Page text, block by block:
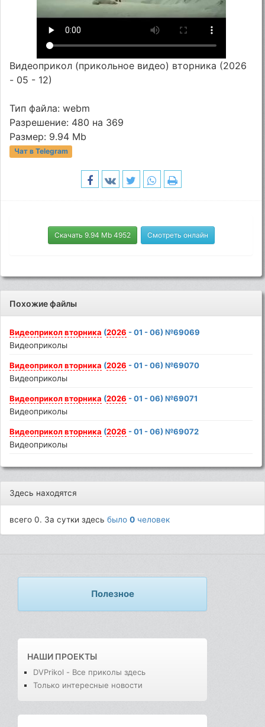
Видеоприкол (прикольное видео) вторника (2026
- 05 - 12)
Тип файла: webm
Разрешение: 480 на 369
Размер: 9.94 Mb
Чат в Telegram
Скачать 9.94 Mb 4952 Смотреть онлайн
Похожие файлы
Видеоприкол вторника (2026 - 01 - 06) №69069
Видеоприколы
Видеоприкол вторника (2026 - 01 - 06) №69070
Видеоприколы
Видеоприкол вторника (2026 - 01 - 06) №69071
Видеоприколы
Видеоприкол вторника (2026 - 01 - 06) №69072
Видеоприколы
Здесь находятся
всего 0. За сутки здесьбыло0 человек
Полезное
НАШИ ПРОЕКТЫ
DVPrikol - Все приколы здесь
Только интересные новости